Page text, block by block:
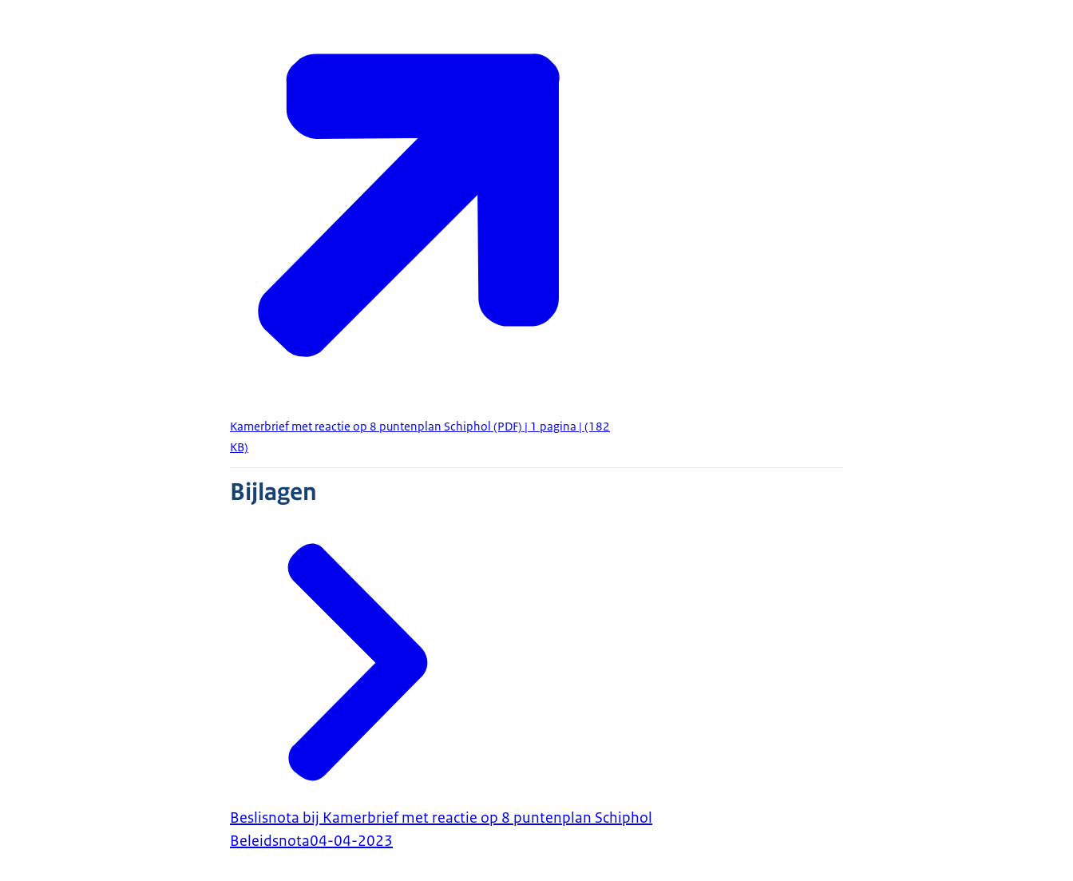
Kamerbrief met reactie op 8 puntenplan Schiphol (PDF) | 1 pagina | (182
KB)
Bijlagen
Beslisnota bij Kamerbrief met reactie op 8 puntenplan Schiphol
Beleidsnota04-04-2023